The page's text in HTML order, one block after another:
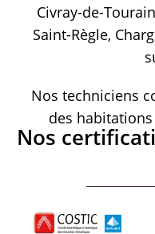
Civray-de-
Saint-Règle,
Nos techniciens
des
Nos